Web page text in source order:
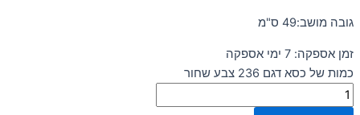
גובה מושב:49 ס"מ
זמן אספקה: 7 ימי אספקה
כמות של כסא דגם 236 צבע שחור